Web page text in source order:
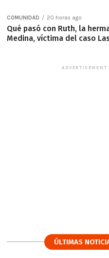
COMUNIDAD 20 horas ago
Qué pasó con Ruth, la
Medina, víctima del caso
ADVERTISEMENT
ÚLTIMAS